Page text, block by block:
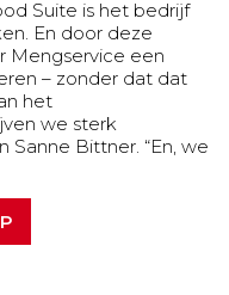
Suite is het bedrijf
En door deze
Mengservice een
– zonder dat dat
het
we sterk
Sanne Bittner. “En, we